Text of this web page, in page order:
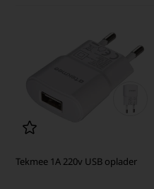
Tekmee 1A 220v USB oplader